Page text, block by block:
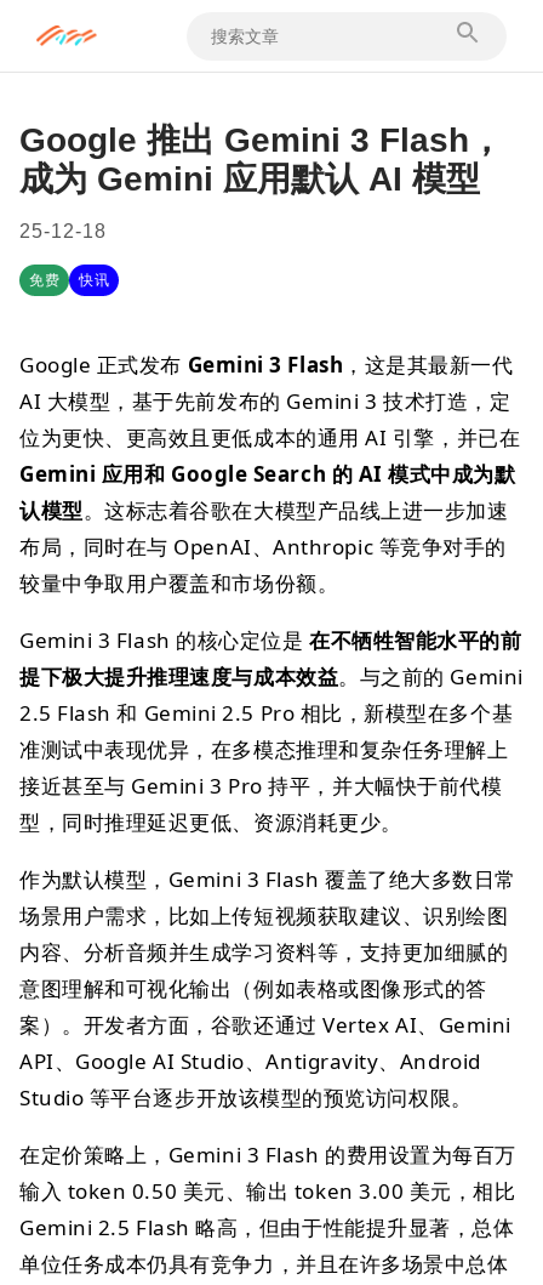
Google 推出 Gemini 3 Flash，
成为 Gemini 应用默认 AI 模型
25-12-18
免费 快讯
Google 正式发布 Gemini 3 Flash ，这是其最新一代
AI 大模型，基于先前发布的 Gemini 3 技术打造，定
位为更快、更高效且更低成本的通用 AI 引擎，并已在
Gemini 应用和 Google Search 的 AI 模式中成为默
认模型。这标志着谷歌在大模型产品线上进一步加速
布局，同时在与 OpenAI、Anthropic 等竞争对手的
较量中争取用户覆盖和市场份额。
Gemini 3 Flash 的核心定位是 在不牺牲智能水平的前
提下极大提升推理速度与成本效益。与之前的 Gemini
2.5 Flash 和 Gemini 2.5 Pro 相比，新模型在多个基
准测试中表现优异，在多模态推理和复杂任务理解上
接近甚至与 Gemini 3 Pro 持平，并大幅快于前代模
型，同时推理延迟更低、资源消耗更少。
作为默认模型，Gemini 3 Flash 覆盖了绝大多数日常
场景用户需求，比如上传短视频获取建议、识别绘图
内容、分析音频并生成学习资料等，支持更加细腻的
意图理解和可视化输出（例如表格或图像形式的答
案）。开发者方面，谷歌还通过 Vertex AI、Gemini
API、Google AI Studio、Antigravity、Android
Studio 等平台逐步开放该模型的预览访问权限。
在定价策略上，Gemini 3 Flash 的费用设置为每百万
输入 token 0.50 美元、输出 token 3.00 美元，相比
Gemini 2.5 Flash 略高，但由于性能提升显著，总体
单位任务成本仍具有竞争力，并且在许多场景中总体